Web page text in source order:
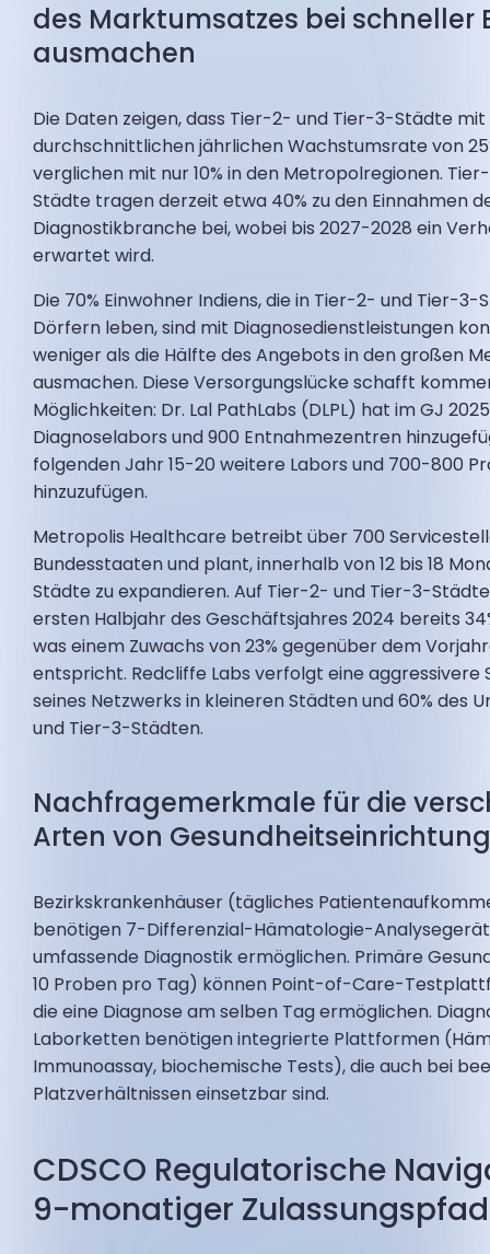
des Marktumsatzes bei schneller
ausmachen
Die Daten zeigen, dass Tier-2- und Tier-3-Städte
durchschnittlichen jährlichen Wachstumsrate von
verglichen mit nur 10% in den Metropolregionen.
Städte tragen derzeit etwa 40% zu den Einnahmen
Diagnostikbranche bei, wobei bis 2027-2028 ein
erwartet wird.
Die 70% Einwohner Indiens, die in Tier-2- und Tier-3-
Dörfern leben, sind mit Diagnosedienstleistungen
weniger als die Hälfte des Angebots in den großen
ausmachen. Diese Versorgungslücke schafft
Möglichkeiten: Dr. Lal PathLabs (DLPL) hat im GJ
Diagnoselabors und 900 Entnahmezentren
folgenden Jahr 15-20 weitere Labors und 700-800
hinzuzufügen.
Metropolis Healthcare betreibt über 700
Bundesstaaten und plant, innerhalb von 12 bis 18
Städte zu expandieren. Auf Tier-2- und Tier-3-
ersten Halbjahr des Geschäftsjahres 2024 bereits
was einem Zuwachs von 23% gegenüber dem
entspricht. Redcliffe Labs verfolgt eine aggressivere
seines Netzwerks in kleineren Städten und 60% des
und Tier-3-Städten.
Nachfragemerkmale für die
Arten von
Bezirkskrankenhäuser (tägliches
benötigen 7-Differenzial-Hämatologie-
umfassende Diagnostik ermöglichen. Primäre
10 Proben pro Tag) können Point-of-Care-
die eine Diagnose am selben Tag ermöglichen.
Laborketten benötigen integrierte Plattformen
Immunoassay, biochemische Tests), die auch bei
Platzverhältnissen einsetzbar sind.
CDSCO Regulatorische
9-monatiger Zulassungspfad